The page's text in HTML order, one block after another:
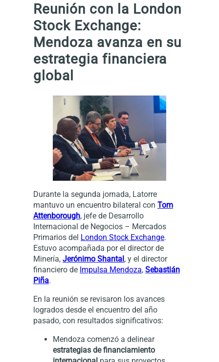
Reunión con la London
Stock Exchange:
Mendoza avanza en su
estrategia financiera
global
Durante la segunda jornada, Latorre
mantuvo un encuentro bilateral con Tom
Attenborough, jefe de Desarrollo
Internacional de Negocios – Mercados
Primarios del London Stock Exchange.
Estuvo acompañada por el director de
Minería, Jerónimo Shantal, y el director
financiero de Impulsa Mendoza, Sebastián
Piña.
En la reunión se revisaron los avances
logrados desde el encuentro del año
pasado, con resultados significativos:
Mendoza comenzó a delinear
estrategias de financiamiento